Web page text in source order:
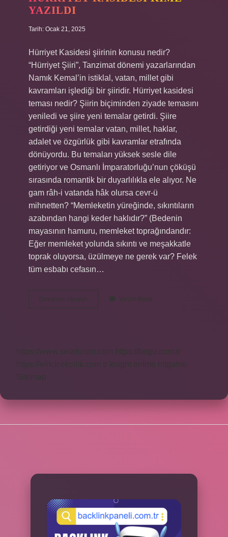
YAZILDI
Tarih: Ocak 21, 2025
Hürriyet Kasidesi şiirinin konusu nedir?
“Hürriyet Şiiri”, Tanzimat dönemi yazarlarından
Namık Kemal’in istiklal, vatan, millet gibi
kavramları işlediği bir şiiridir. Hürriyet kasidesi
teması nedir? Şiirin biçiminden ziyade temasını
yeniledi ve şiire yeni temalar getirdi. Şiire
getirdiği yeni temalar vatan, millet, haklar,
adalet ve özgürlük gibi kavramlar etrafında
dönüyordu. Bu temaları yüksek sesle dile
getiriyor ve Osmanlı İmparatorluğu’nun çöküşü
sırasında romantik bir duyarlılıkla ele alıyor. Ne
gam râh-i vatanda hâk olursa cevr-ü
mihnetten? “Memleketin yüreğinde, sıkıntıların
azabından hangi keder haklıdır?” (Bedenin
mayasının hamuru, memleket toprağındandır:
Eğer memleket yolunda sıkıntı ve meşakkatle
toprak oluyorsa, üzülmeye ne gerek var? Felek
tüm esbabı cefasın…
Yorum Bırak
https://www.seraforum.com
https://begu.com.tr
https://elifcicekcilik.com.tr
knight online
nttgame